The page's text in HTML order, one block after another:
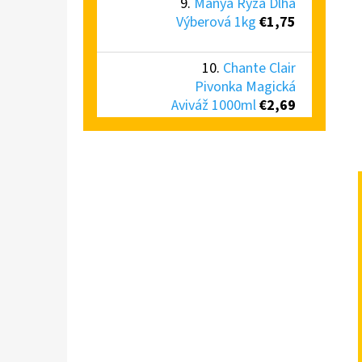
Výberová 1kg €1,75
Chante Clair
Pivonka Magická
Aviváž 1000ml€2,69